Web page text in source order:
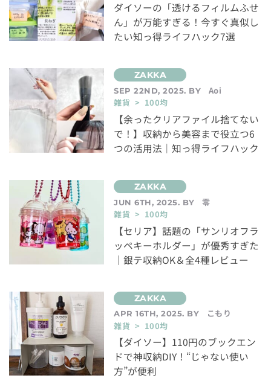
ダイソーの「透けるフィルムふせ
ん」が万能すぎる！今すぐ真似し
たい知っ得ライフハック7選
SEP 22ND, 2025. BY
Aoi
雑貨 > 100均
【余ったクリアファイル捨てない
で！】収納から美容まで役立つ6
つの活用法｜知っ得ライフハック
JUN 6TH, 2025. BY
零
雑貨 > 100均
【セリア】話題の「サンリオフラ
ッペキーホルダー」が優秀すぎた
｜銀テ収納OK＆全4種レビュー
APR 16TH, 2025. BY
こもり
雑貨 > 100均
【ダイソー】110円のブックエン
ドで神収納DIY！“じゃない使い
方”が便利